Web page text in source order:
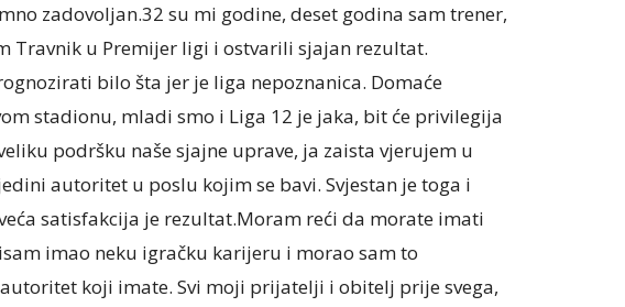
zadovoljan.32 su mi godine, deset godina sam trener,
Travnik u Premijer ligi i ostvarili sjajan rezultat.
bilo šta jer je liga nepoznanica. Domaće
stadionu, mladi smo i Liga 12 je jaka, bit će privilegija
podršku naše sjajne uprave, ja zaista vjerujem u
autoritet u poslu kojim se bavi. Svjestan je toga i
satisfakcija je rezultat.Moram reći da morate imati
imao neku igračku karijeru i morao sam to
koji imate. Svi moji prijatelji i obitelj prije svega,